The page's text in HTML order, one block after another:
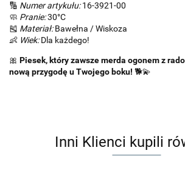
🔢 Numer artykułu:16-3921-00
🧼 Pranie:30°C
🎽 Materiał:Bawełna / Wiskoza
👶 Wiek:Dla każdego!
🎀 Piesek, który zawsze merda ogonem z
nową przygodę u Twojego boku! 🐕💫
Inni Klienci kupili